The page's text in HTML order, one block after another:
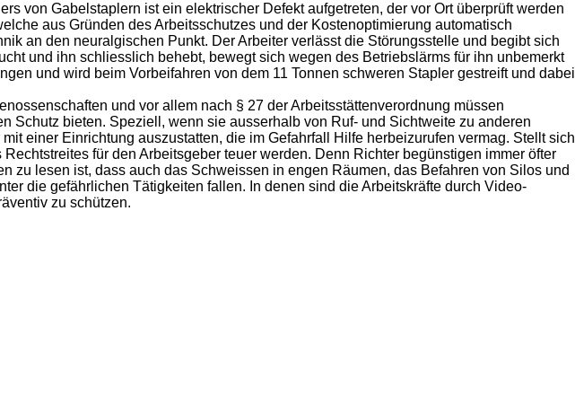
von Gabelstaplern ist ein elektrischer Defekt aufgetreten, der vor Ort überprüft werden
aus Gründen des Arbeitsschutzes und der Kostenoptimierung automatisch
an den neuralgischen Punkt. Der Arbeiter verlässt die Störungsstelle und begibt sich
und ihn schliesslich behebt, bewegt sich wegen des Betriebslärms für ihn unbemerkt
und wird beim Vorbeifahren von dem 11 Tonnen schweren Stapler gestreift und dabei
und vor allem nach § 27 der Arbeitsstättenverordnung müssen
bieten. Speziell, wenn sie ausserhalb von Ruf- und Sichtweite zu anderen
einer Einrichtung auszustatten, die im Gefahrfall Hilfe herbeizurufen vermag. Stellt sich
für den Arbeitsgeber teuer werden. Denn Richter begünstigen immer öfter
zu lesen ist, dass auch das Schweissen in engen Räumen, das Befahren von Silos und
die gefährlichen Tätigkeiten fallen. In denen sind die Arbeitskräfte durch Video-
zu schützen.